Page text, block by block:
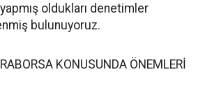
yapmış oldukları denetimler
bulunuyoruz.
KONUSUNDA ÖNEMLERİ